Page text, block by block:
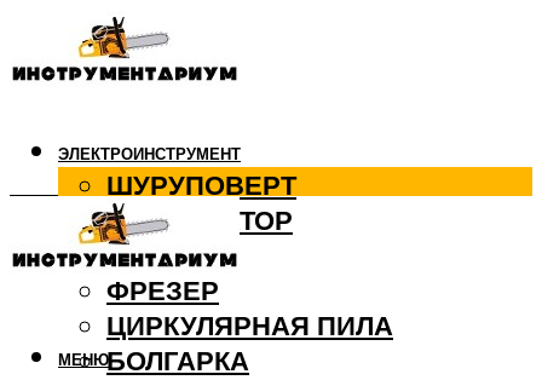
ЭЛЕКТРОИНСТРУМЕНТ
ШУРУПОВЕРТ
ПЕРФОРАТОР
ДРЕЛЬ
ФРЕЗЕР
ЦИРКУЛЯРНАЯ ПИЛА
БОЛГАРКА
МЕНЮ